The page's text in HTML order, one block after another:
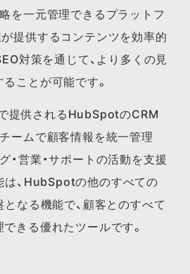
を一元管理できるプラットフ
提供するコンテンツを効率的
対策を通じて、より多くの見
ことが可能です。
提供されるHubSpotのCRM
ームで顧客情報を統一管理
・営業・サポートの活動を支援
は、HubSpotの他のすべての
なる機能で、顧客とのすべて
きる優れたツールです。